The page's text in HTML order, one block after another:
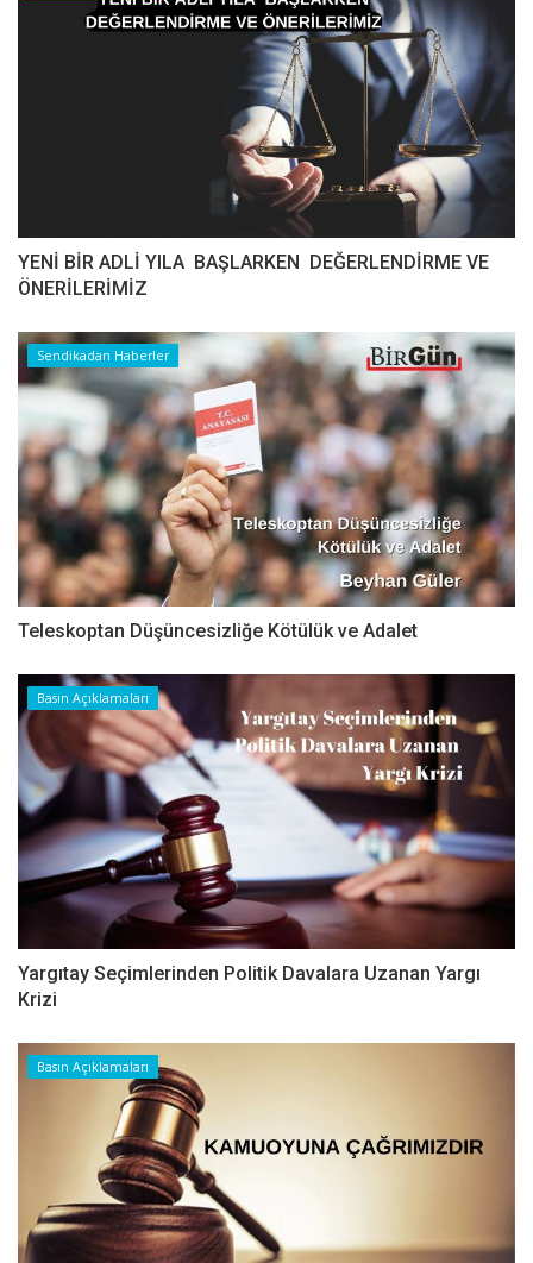
YENİ BİR ADLİ YILA BAŞLARKEN DEĞERLENDİRME VE
ÖNERİLERİMİZ
Sendikadan Haberler
Teleskoptan Düşüncesizliğe Kötülük ve Adalet
Basın Açıklamaları
Yargıtay Seçimlerinden Politik Davalara Uzanan Yargı
Krizi
Basın Açıklamaları